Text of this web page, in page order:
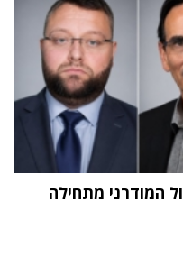
המודרני מתחילה